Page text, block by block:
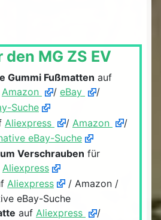
MG ZS EV
Gummi Fußmatten auf
Amazon / eBay
/
Suche
Aliexpress / Amazon
/
eBay-Suche
Verschrauben für
Aliexpress
Aliexpress
/ Amazon /
eBay-Suche
auf Aliexpress
/